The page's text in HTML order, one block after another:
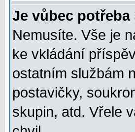
Je vůbec
Nemusíte. Vše je
ke vkládání
ostatním službám
postavičky,
skupin, atd. Vřele